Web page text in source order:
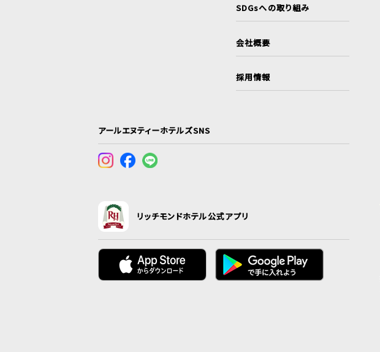
SDGsへの取り組み
会社概要
採用情報
アールエヌティーホテルズSNS
リッチモンドホテル公式アプリ